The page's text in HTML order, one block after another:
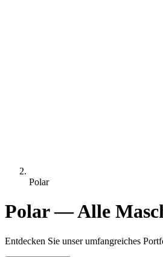
Polar
Polar — Alle
Entdecken Sie unser umfangreiches